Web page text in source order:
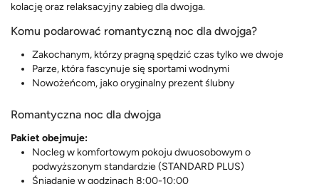
kolację oraz relaksacyjny zabieg dla dwojga.
Komu podarować romantyczną noc dla dwojga?
Zakochanym, którzy pragną spędzić czas tylko we dwoje
Parze, która fascynuje się sportami wodnymi
Nowożeńcom, jako oryginalny prezent ślubny
Romantyczna noc dla dwojga
Pakiet obejmuje:
Nocleg w komfortowym pokoju dwuosobowym o
podwyższonym standardzie (STANDARD PLUS)
Śniadanie w godzinach 8:00-10:00